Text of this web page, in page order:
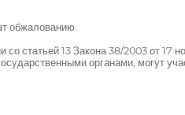
обжалованию.
со статьей 13 Закона 38/2003 от 17
органами, могут